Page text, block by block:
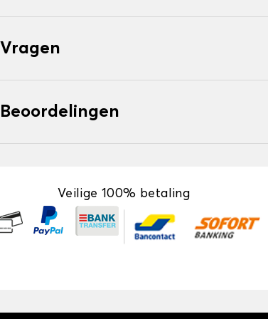
Vragen
Beoordelingen
Veilige 100% betaling